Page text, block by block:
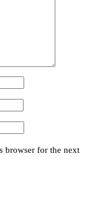
browser for the next